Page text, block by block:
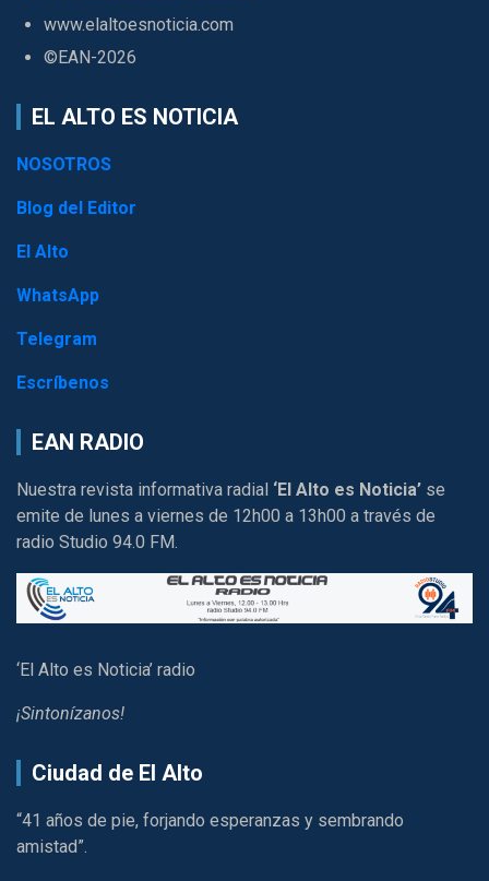
www.elaltoesnoticia.com
©EAN-2026
EL ALTO ES NOTICIA
NOSOTROS
Blog del Editor
El Alto
WhatsApp
Telegram
Escríbenos
EAN RADIO
Nuestra revista informativa radial ‘El Alto es Noticia’ se
emite de lunes a viernes de 12h00 a 13h00 a través de
radio Studio 94.0 FM.
‘El Alto es Noticia’ radio
¡Sintonízanos!
Ciudad de El Alto
“41 años de pie, forjando esperanzas y sembrando
amistad”.